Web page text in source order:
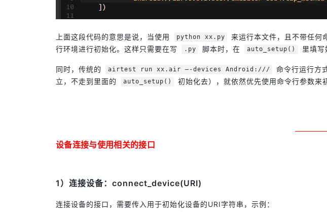
上面这段代码的意思是说，当使用 python xx.py 来运行本文件，且不带任何
行环境进行初始化。这样只需要在写
.py 脚本时，在 auto_setup() 里填写
同时，传统的 airtest run xx.air –-devices Android:/// 命令行运行方
立，不走到里面的
auto_setup() 初始化去），就依然优先使用命令行参数来
设备连接与使用相关的接口
1）连接设备：connect_device(URI)
连接设备的接口，需要传入用于初始化设备的URI字符串，示例：